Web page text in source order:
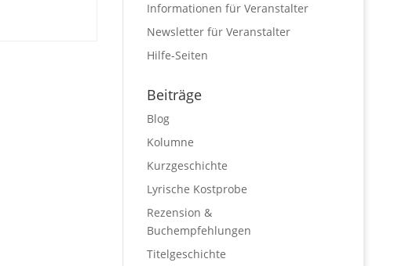
Informationen für Veranstalter
Newsletter für Veranstalter
Hilfe-Seiten
Beiträge
Blog
Kolumne
Kurzgeschichte
Lyrische Kostprobe
Rezension &
Buchempfehlungen
Titelgeschichte